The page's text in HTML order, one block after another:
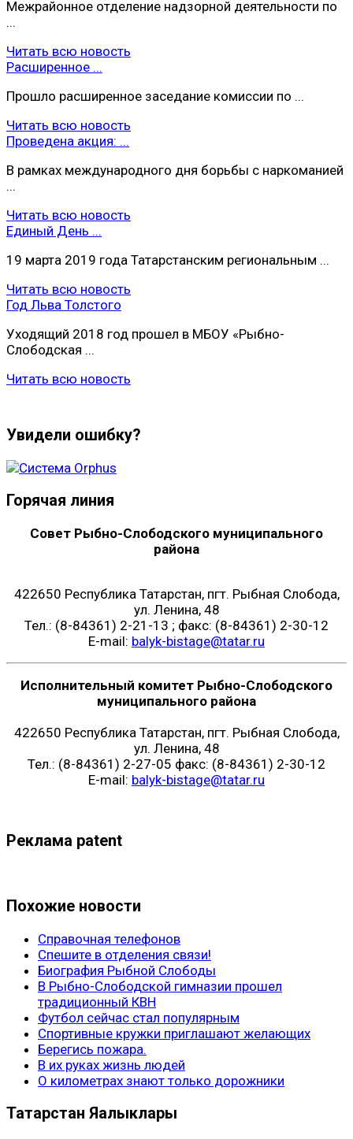
Межрайонное отделение надзорной деятельности по
...
Читать всю новость
Расширенное ...
Прошло расширенное заседание комиссии по ...
Читать всю новость
Проведена акция: ...
В рамках международного дня борьбы с наркоманией
...
Читать всю новость
Единый День ...
19 марта 2019 года Татарстанским региональным ...
Читать всю новость
Год Льва Толстого
Уходящий 2018 год прошел в МБОУ «Рыбно-
Слободская ...
Читать всю новость
Увидели ошибку?
Горячая линия
Совет Рыбно-Слободского муниципального
района
422650 Республика Татарстан, пгт. Рыбная Слобода,
ул. Ленина, 48
Тел.: (8-84361) 2-21-13 ; факс: (8-84361) 2-30-12
E-mail: balyk-bistage@tatar.ru
Исполнительный комитет Рыбно-Слободского
муниципального района
422650 Республика Татарстан, пгт. Рыбная Слобода,
ул. Ленина, 48
Тел.: (8-84361) 2-27-05 факс: (8-84361) 2-30-12
E-mail: balyk-bistage@tatar.ru
Реклама patent
Похожие новости
Справочная телефонов
Спешите в отделения связи!
Биография Рыбной Слободы
В Рыбно-Слободской гимназии прошел
традиционный КВН
Футбол сейчас стал популярным
Спортивные кружки приглашают желающих
Берегись пожара.
В их руках жизнь людей
О километрах знают только дорожники
Татарстан Яңалыклары